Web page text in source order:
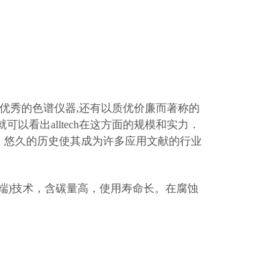
秀的色谱仪器,还有以质优价廉而著称的
以看出alltech在这方面的规模和实力．
久的历史使其成为许多应用文献的行业
)技术，含碳量高，使用寿命长。在腐蚀